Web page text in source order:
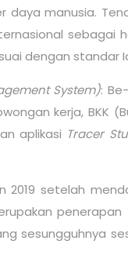
daya manusia.
sebagai
dengan standar
System):
kerja, BKK
aplikasi Tracer
2019 setelah
sesungguhnya